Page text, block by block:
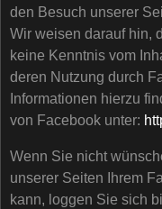
den Besuch unserer
Wir weisen darauf hin,
keine Kenntnis vom
deren Nutzung durch
Informationen hierzu
von Facebook unter:
Wenn Sie nicht
unserer Seiten Ihrem
kann, loggen Sie sich